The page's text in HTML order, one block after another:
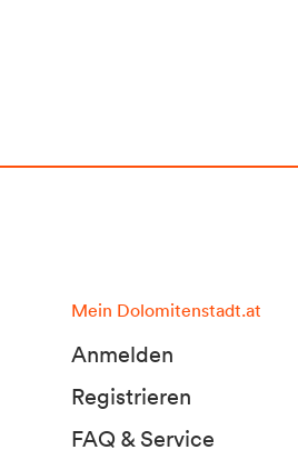
Mein Dolomitenstadt.at
Anmelden
Registrieren
FAQ & Service